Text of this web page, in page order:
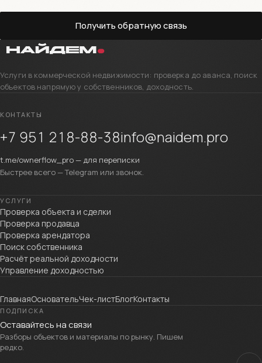
Получить обратную связь
Услуги в коммерческой недвижимости: проверка до аванса, поиск
объектов напрямую у собственников, доходность.
КОНТАКТЫ
+7 951 218-88-38info@naidem.pro
t.me/ownerflow_pro — для переписки
Быстрее всего — Telegram или звонок.
УСЛУГИ
Проверка объекта и сделки
Проверка продавца
Проверка арендатора
Поиск собственника
Расчёт реальной доходности
Управление доходностью
ГлавнаяОсновательЧек-листБлогКонтакты
ПОДПИСКА
Оставайтесь на связи
Разборы объектов и материалы по рынку. Пишем
редко.